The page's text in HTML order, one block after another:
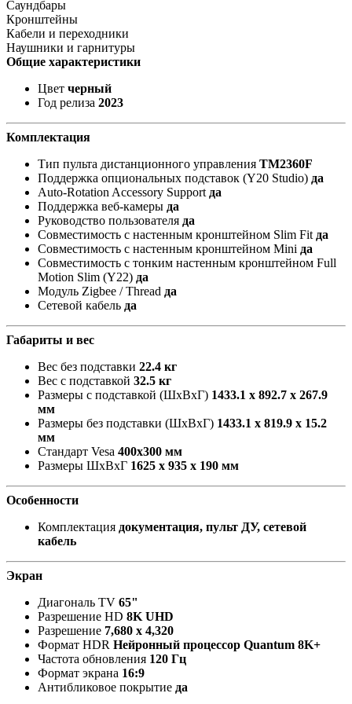
Саундбары
Кронштейны
Кабели и переходники
Наушники и гарнитуры
Общие характеристики
Цвет черный
Год релиза 2023
Комплектация
Тип пульта дистанционного управления TM2360F
Поддержка опциональных подставок (Y20 Studio) да
Auto-Rotation Accessory Support да
Поддержка веб-камеры да
Руководство пользователя да
Совместимость с настенным кронштейном Slim Fit да
Совместимость с настенным кронштейном Mini да
Совместимость с тонким настенным кронштейном Full
Motion Slim (Y22) да
Модуль Zigbee / Thread да
Сетевой кабель да
Габариты и вес
Вес без подставки 22.4 кг
Вес с подставкой 32.5 кг
Размеры с подставкой (ШxВxГ) 1433.1 x 892.7 x 267.9
мм
Размеры без подставки (ШxВxГ) 1433.1 x 819.9 x 15.2
мм
Стандарт Vesa 400х300 мм
Размеры ШxВxГ 1625 x 935 x 190 мм
Особенности
Комплектация документация, пульт ДУ, сетевой
кабель
Экран
Диагональ TV 65"
Разрешение HD 8K UHD
Разрешение 7,680 x 4,320
Формат HDR Нейронный процессор Quantum 8K+
Частота обновления 120 Гц
Формат экрана 16:9
Антибликовое покрытие да